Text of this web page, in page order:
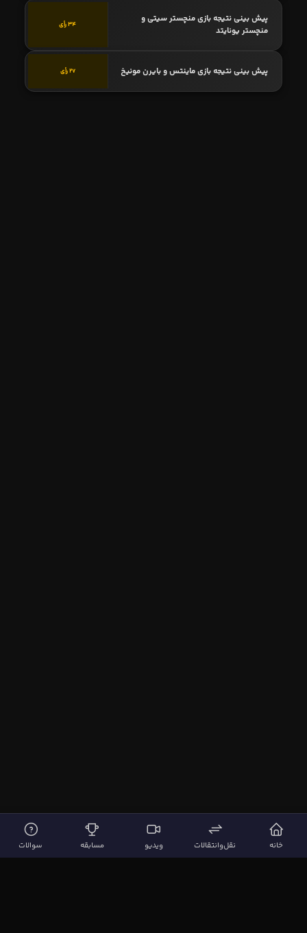
پیش بینی نتیجه بازی منچستر سیتی و
منچستر یونایتد
34 رأی
پیش بینی نتیجه بازی ماینتس و بایرن مونیخ 27 رأی
خانه نقل‌وانتقالات ویدیو مسابقه سوالات